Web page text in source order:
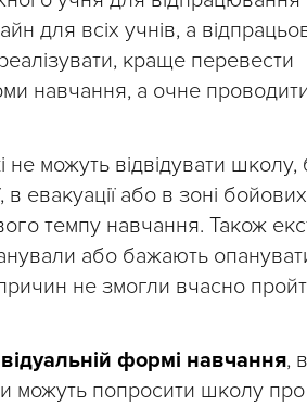
для всіх учнів, а
краще перевести
навчання, а очне
не можуть відвідувати школу,
евакуації або в зоні бойових
темпу навчання. Також
або бажають
не змогли вчасно
формі навчання,
можуть попросити школу про